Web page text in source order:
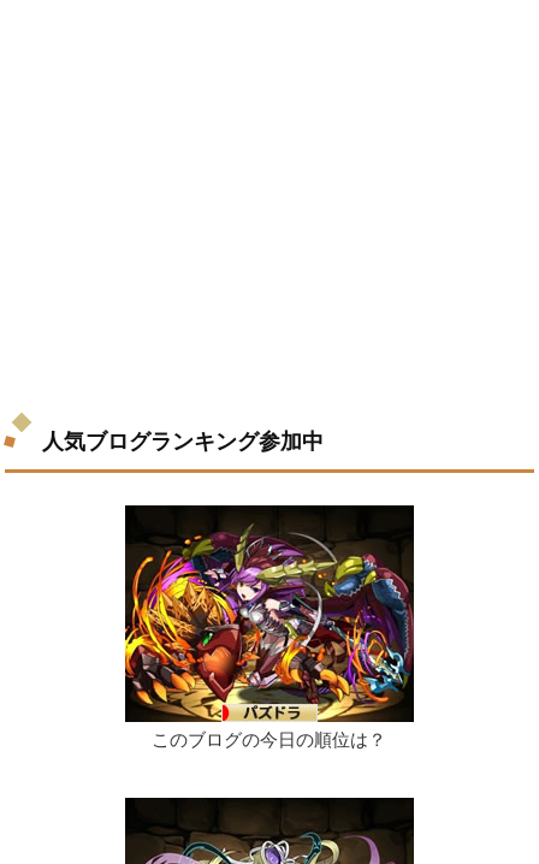
人気ブログランキング参加中
このブログの今日の順位は？